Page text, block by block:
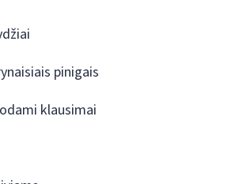
pinigais
klausimai